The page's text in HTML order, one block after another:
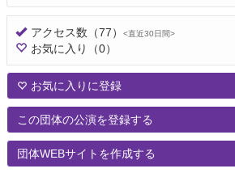
アクセス数 （77） <直近30日間>
お気に入り （0）
お気に入りに登録
この団体の公演を登録する
団体WEBサイトを作成する